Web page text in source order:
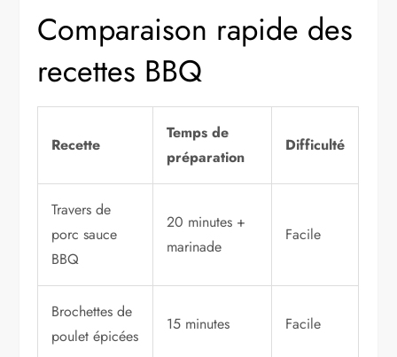
Comparaison rapide des
recettes BBQ
Recette
Temps de
préparation
Difficulté
Travers de
porc sauce
BBQ
20 minutes +
marinade
Facile
Brochettes de
poulet épicées
15 minutes Facile